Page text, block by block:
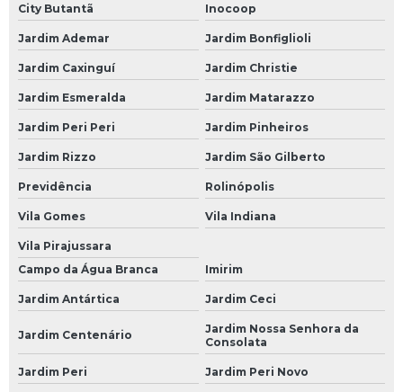
Loja de Bateria Moura de Caminhão
Loja de Bateria Moura para Caminhão
Baterias para Carro
Bateria 60 Amperes Carro
Bateria Carro
Bateria Carro 60
Bateria Carro 60a
Bateria Carro 60ah
Bateria Carro Heliar
Bateria Carro Moura
City Butantã Inocoop
Jardim Ademar Jardim Bonfiglioli
Jardim Caxinguí Jardim Christie
Jardim Esmeralda Jardim Matarazzo
Jardim Peri Peri Jardim Pinheiros
Jardim Rizzo Jardim São Gilberto
Previdência Rolinópolis
Vila Gomes Vila Indiana
Vila Pirajussara
Campo da Água Branca
Imirim
Jardim Antártica Jardim Ceci
Jardim Centenário
Jardim Nossa Senhora da
Consolata
Jardim Peri Jardim Peri Novo